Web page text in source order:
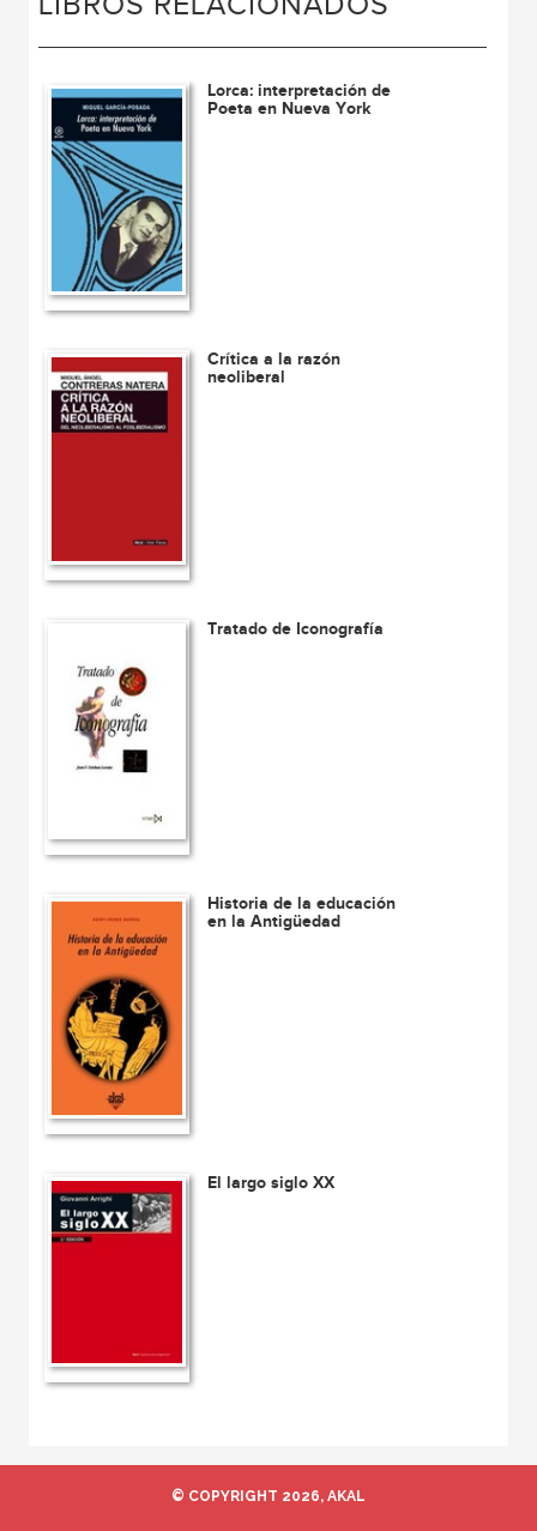
Lorca: interpretación de
Poeta en Nueva York
Crítica a la razón
neoliberal
Tratado de Iconografía
Historia de la educación
en la Antigüedad
El largo siglo XX
© COPYRIGHT 2026, AKAL